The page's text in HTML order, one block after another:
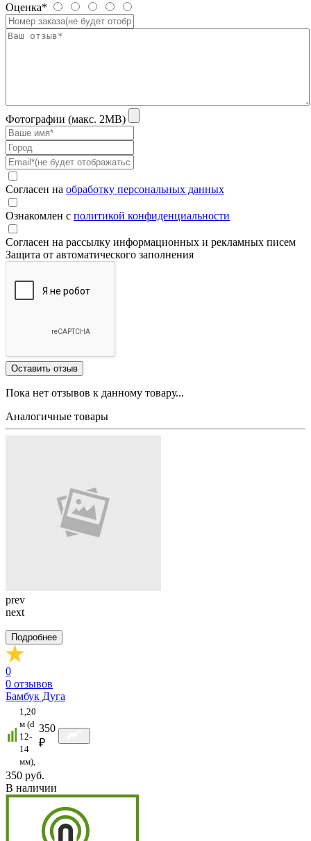
Оценка*
Фотографии (макс. 2MB)
Согласен на обработку персональных данных
Ознакомлен с политикой конфиденциальности
Согласен на рассылку информационных и рекламных писем
Защита от автоматического заполнения
Пока нет отзывов к данному товару...
Аналогичные товары
prev
next
Подробнее
0
0 отзывов
Бамбук Дуга
1,20
м (d
12-
14
мм),
350
₽
350 руб.
В наличии